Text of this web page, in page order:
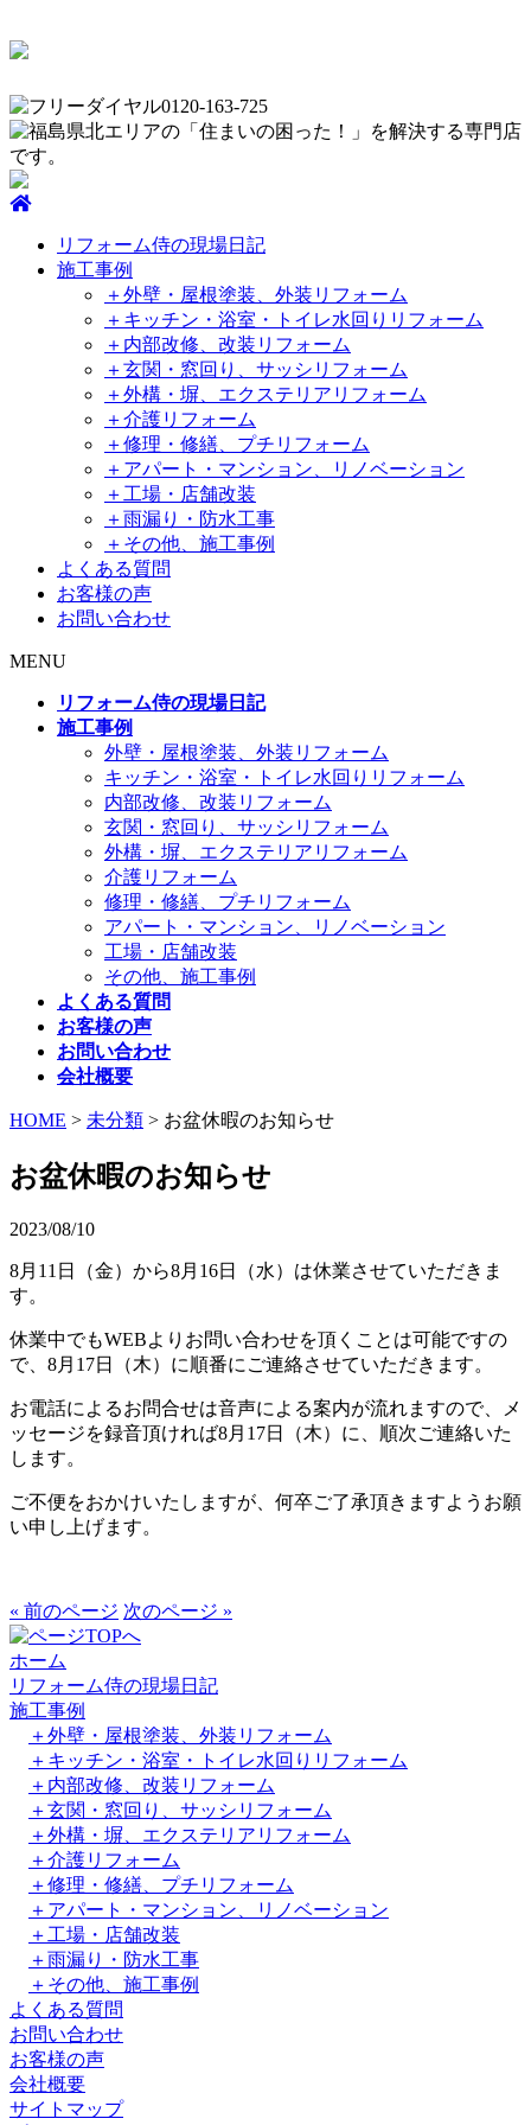
リフォーム侍の現場日記
施工事例
＋外壁・屋根塗装、外装リフォーム
＋キッチン・浴室・トイレ水回りリフォーム
＋内部改修、改装リフォーム
＋玄関・窓回り、サッシリフォーム
＋外構・塀、エクステリアリフォーム
＋介護リフォーム
＋修理・修繕、プチリフォーム
＋アパート・マンション、リノベーション
＋工場・店舗改装
＋雨漏り・防水工事
＋その他、施工事例
よくある質問
お客様の声
お問い合わせ
MENU
リフォーム侍の現場日記
施工事例
外壁・屋根塗装、外装リフォーム
キッチン・浴室・トイレ水回りリフォーム
内部改修、改装リフォーム
玄関・窓回り、サッシリフォーム
外構・塀、エクステリアリフォーム
介護リフォーム
修理・修繕、プチリフォーム
アパート・マンション、リノベーション
工場・店舗改装
その他、施工事例
よくある質問
お客様の声
お問い合わせ
会社概要
HOME > 未分類 > お盆休暇のお知らせ
お盆休暇のお知らせ
2023/08/10
8月11日（金）から8月16日（水）は休業させていただきま
す。
休業中でもWEBよりお問い合わせを頂くことは可能ですの
で、8月17日（木）に順番にご連絡させていただきます。
お電話によるお問合せは音声による案内が流れますので、メ
ッセージを録音頂ければ8月17日（木）に、順次ご連絡いた
します。
ご不便をおかけいたしますが、何卒ご了承頂きますようお願
い申し上げます。
« 前のページ 次のページ »
ホーム
リフォーム侍の現場日記
施工事例
＋外壁・屋根塗装、外装リフォーム
＋キッチン・浴室・トイレ水回りリフォーム
＋内部改修、改装リフォーム
＋玄関・窓回り、サッシリフォーム
＋外構・塀、エクステリアリフォーム
＋介護リフォーム
＋修理・修繕、プチリフォーム
＋アパート・マンション、リノベーション
＋工場・店舗改装
＋雨漏り・防水工事
＋その他、施工事例
よくある質問
お問い合わせ
お客様の声
会社概要
サイトマップ